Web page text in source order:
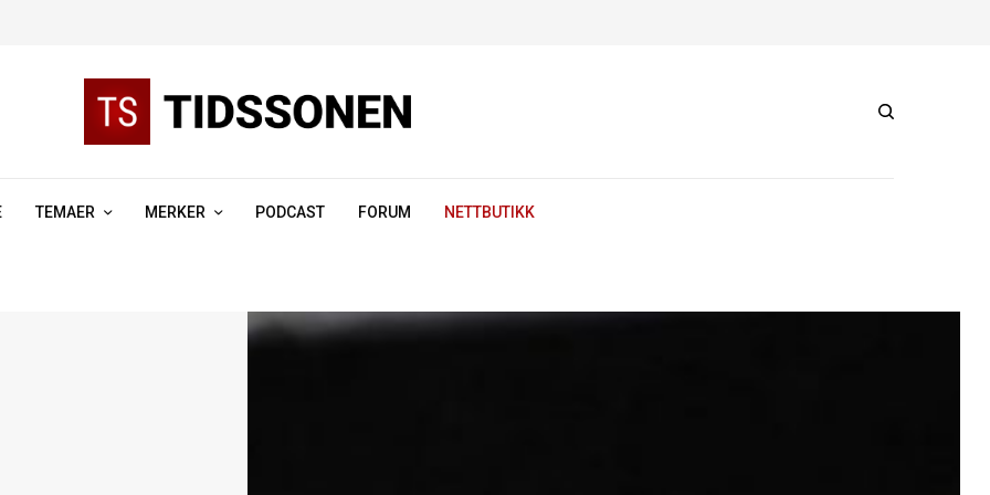
TEMAER MERKER PODCAST FORUM NETTBUTIKK